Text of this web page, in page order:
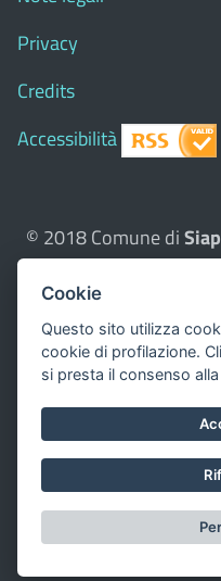
Privacy
Credits
Accessibilità
© 2018 Comune di
contenuti del sito,
del Comune - CMS:
Questo sito utilizza,
DISLESSIA,
Impostazione cookie
Cookie
Questo sito utilizza
cookie di profilazione.
si presta il consenso